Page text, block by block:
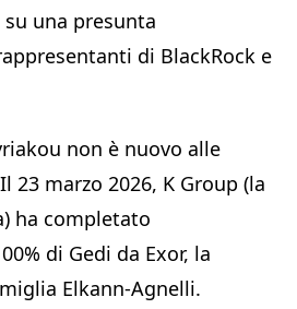
una presunta
di BlackRock e
non è nuovo alle
23 marzo 2026, K Group (la
ha completato
di Gedi da Exor, la
Elkann-Agnelli.